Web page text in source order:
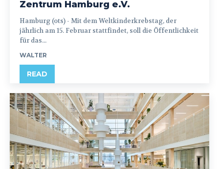
Zentrum Hamburg e.V.
Hamburg (ots) - Mit dem Weltkinderkrebstag, der
jährlich am 15. Februar stattfindet, soll die Öffentlichkeit
für das...
WALTER
READ